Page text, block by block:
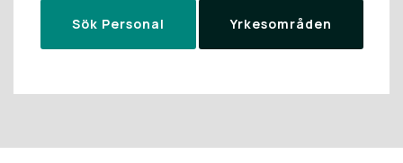
Sök Personal Yrkesområden